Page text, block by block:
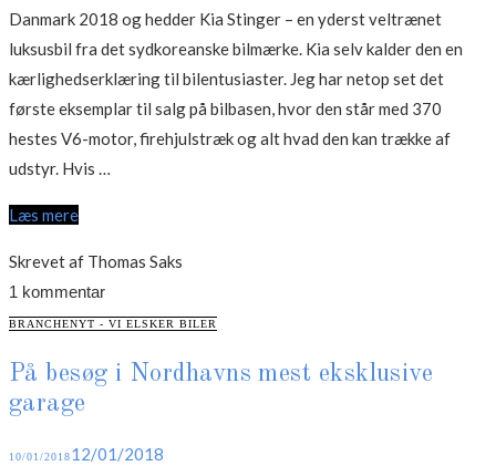
Danmark 2018 og hedder Kia Stinger – en yderst veltrænet
luksusbil fra det sydkoreanske bilmærke. Kia selv kalder den en
kærlighedserklæring til bilentusiaster. Jeg har netop set det
første eksemplar til salg på bilbasen, hvor den står med 370
hestes V6-motor, firehjulstræk og alt hvad den kan trække af
udstyr. Hvis …
Kia”
Læs mere
Skrevet af Thomas Saks
1 kommentar
CATEGORIES
BRANCHENYT - VI ELSKER BILER
På besøg i Nordhavns mest eksklusive
garage
Posted
10/01/201812/01/2018